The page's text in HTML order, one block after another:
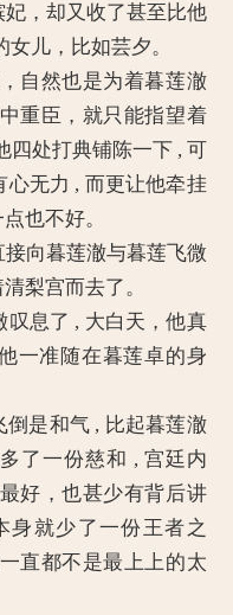
，却又收了甚至比他
儿，比如芸夕。
然也是为着暮莲澈
重臣，就只能指望着
四处打典铺陈一下 , 可
无力 , 而更让他牵挂
也不好。
向暮莲澈与暮莲飞微
梨宫而去了。
息了 , 大白天，他真
一准随在暮莲卓的身
是和气 , 比起暮莲澈
了一份慈和 , 宫廷内
好，也甚少有背后讲
身就少了一份王者之
直都不是最上上的太